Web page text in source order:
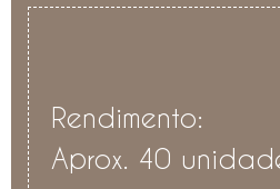
Rendimento:
Aprox. 40